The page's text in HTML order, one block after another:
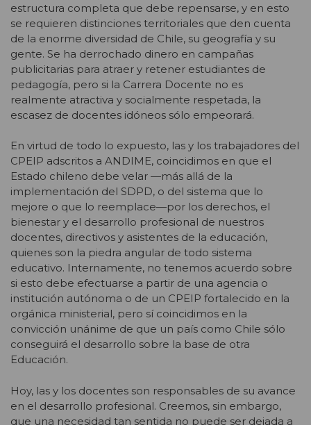
estructura completa que debe repensarse, y en esto
se requieren distinciones territoriales que den cuenta
de la enorme diversidad de Chile, su geografía y su
gente. Se ha derrochado dinero en campañas
publicitarias para atraer y retener estudiantes de
pedagogía, pero si la Carrera Docente no es
realmente atractiva y socialmente respetada, la
escasez de docentes idóneos sólo empeorará.
En virtud de todo lo expuesto, las y los trabajadores del
CPEIP adscritos a ANDIME, coincidimos en que el
Estado chileno debe velar —más allá de la
implementación del SDPD, o del sistema que lo
mejore o que lo reemplace—por los derechos, el
bienestar y el desarrollo profesional de nuestros
docentes, directivos y asistentes de la educación,
quienes son la piedra angular de todo sistema
educativo. Internamente, no tenemos acuerdo sobre
si esto debe efectuarse a partir de una agencia o
institución autónoma o de un CPEIP fortalecido en la
orgánica ministerial, pero sí coincidimos en la
convicción unánime de que un país como Chile sólo
conseguirá el desarrollo sobre la base de otra
Educación.
Hoy, las y los docentes son responsables de su avance
en el desarrollo profesional. Creemos, sin embargo,
que una necesidad tan sentida no puede ser dejada a